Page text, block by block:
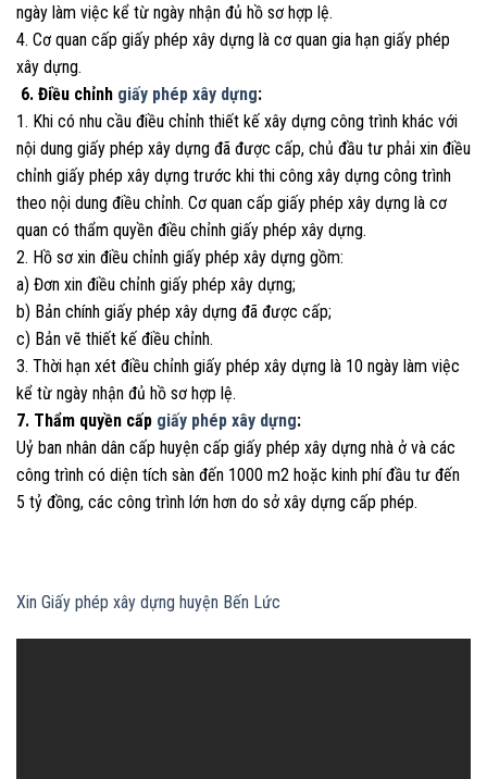
ngày làm việc kể từ ngày nhận đủ hồ sơ hợp lệ.
4. Cơ quan cấp giấy phép xây dựng là cơ quan gia hạn giấy phép
xây dựng.
6. Điều chỉnh giấy phép xây dựng:
1. Khi có nhu cầu điều chỉnh thiết kế xây dựng công trình khác với
nội dung giấy phép xây dựng đã được cấp, chủ đầu tư phải xin điều
chỉnh giấy phép xây dựng trước khi thi công xây dựng công trình
theo nội dung điều chỉnh. Cơ quan cấp giấy phép xây dựng là cơ
quan có thẩm quyền điều chỉnh giấy phép xây dựng.
2. Hồ sơ xin điều chỉnh giấy phép xây dựng gồm:
a) Đơn xin điều chỉnh giấy phép xây dựng;
b) Bản chính giấy phép xây dựng đã được cấp;
c) Bản vẽ thiết kế điều chỉnh.
3. Thời hạn xét điều chỉnh giấy phép xây dựng là 10 ngày làm việc
kể từ ngày nhận đủ hồ sơ hợp lệ.
7. Thẩm quyền cấp giấy phép xây dựng:
Uỷ ban nhân dân cấp huyện cấp giấy phép xây dựng nhà ở và các
công trình có diện tích sàn đến 1000 m2 hoặc kinh phí đầu tư đến
5 tỷ đồng, các công trình lớn hơn do sở xây dựng cấp phép.
Xin Giấy phép xây dựng huyện Bến Lức